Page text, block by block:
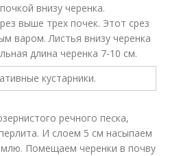
внизу черенка.
выше трех почек. Этот срез
варом. Листья внизу черенка
длина черенка 7-10 см.
речного песка,
И слоем 5 см насыпаем
Помещаем черенки в почву